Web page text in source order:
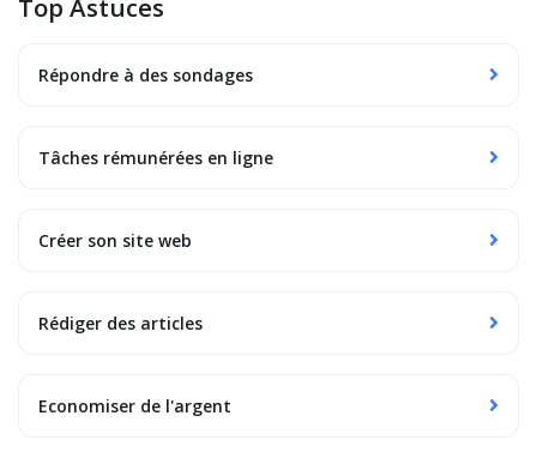
Répondre à des sondages
Tâches rémunérées en ligne
Créer son site web
Rédiger des articles
Economiser de l'argent